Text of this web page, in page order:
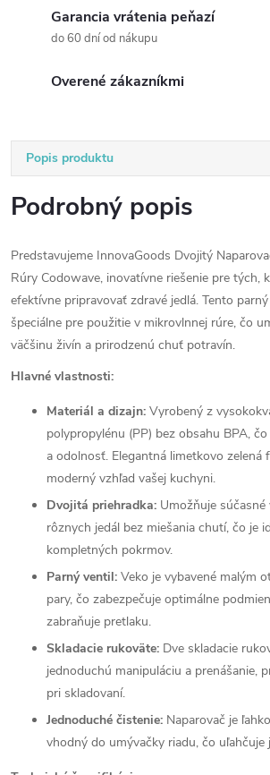
Garancia vrátenia peňazí
do 60 dní od nákupu
Overené zákazníkmi
Popis produktu
Podrobný popis
Predstavujeme InnovaGoods Dvojitý
Rúry Codowave, inovatívne riešenie pre tých,
efektívne pripravovať zdravé jedlá. Tento
špeciálne pre použitie v mikrovlnnej rúre, čo
väčšinu živín a prirodzenú chuť potravín.
Hlavné vlastnosti:
Materiál a dizajn: Vyrobený z
polypropylénu (PP) bez obsahu BPA,
a odolnosť. Elegantná limetkovo zelená
moderný vzhľad vašej kuchyni.
Dvojitá priehradka: Umožňuje súčasné
rôznych jedál bez miešania chutí, čo je
kompletných pokrmov.
Parný ventil: Veko je vybavené malým
pary, čo zabezpečuje optimálne
zabraňuje pretlaku.
Skladacie rukoväte: Dve skladacie
jednoduchú manipuláciu a prenášanie,
pri skladovaní.
Jednoduché čistenie: Naparovač je
vhodný do umývačky riadu, čo uľahčuje